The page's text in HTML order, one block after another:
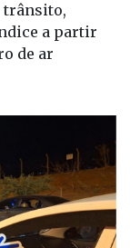
trânsito,
a partir
de ar